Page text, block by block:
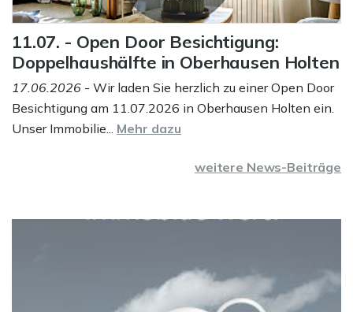
11.07. - Open Door Besichtigung:
Doppelhaushälfte in Oberhausen Holten
17.06.2026 - Wir laden Sie herzlich zu einer Open Door
Besichtigung am 11.07.2026 in Oberhausen Holten ein.
Unser Immobilie... Mehr dazu
weitere News-Beiträge